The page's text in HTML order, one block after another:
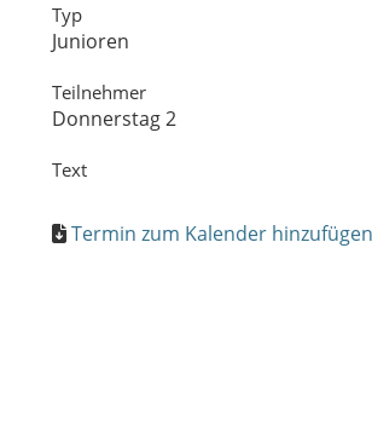
Typ
Junioren
Teilnehmer
Donnerstag 2
Text
Termin zum Kalender